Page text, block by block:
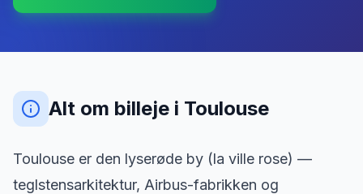
Alt om billeje i Toulouse
Toulouse er den lyserøde by (la ville rose) —
teglstensarkitektur, Airbus-fabrikken og